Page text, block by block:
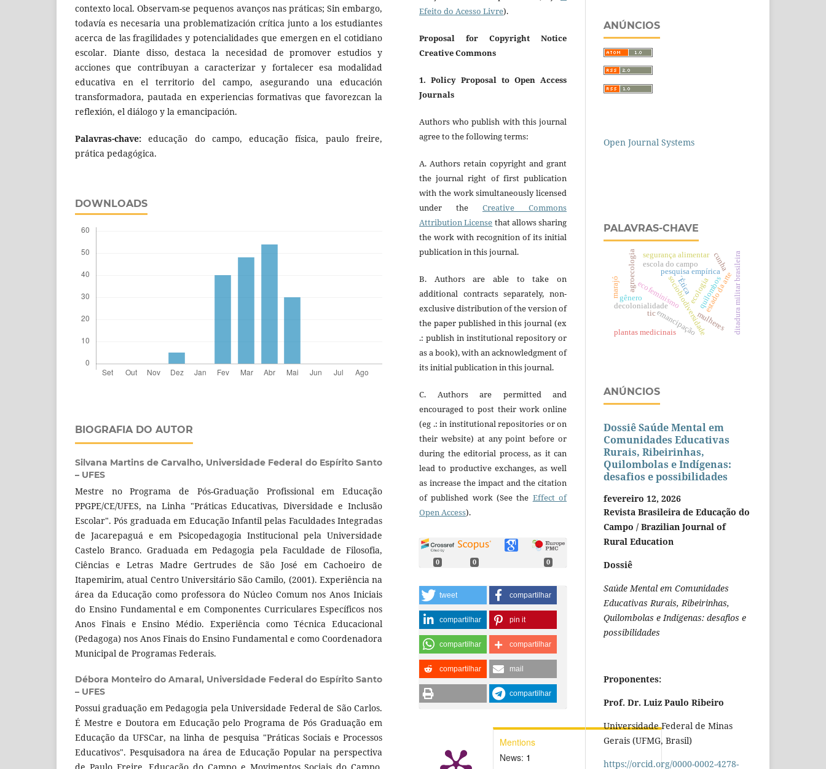
contexto local. Observam-se pequenos avanços nas práticas; Sin embargo,
todavía es necesaria una problematización crítica junto a los estudiantes
acerca de las fragilidades y potencialidades que emergen en el cotidiano
escolar. Diante disso, destaca la necesidad de promover estudios y
acciones que contribuyan a caracterizar y fortalecer esa modalidad
educativa en el territorio del campo, asegurando una educación
transformadora, pautada en experiencias formativas que favorezcan la
reflexión, el diálogo y la emancipación.
Palavras-chave:educação do campo, educação física, paulo freire,
prática pedagógica.
DOWNLOADS
BIOGRAFIA DO AUTOR
Silvana Martins de Carvalho, Universidade Federal do Espírito Santo
– UFES
Mestre no Programa de Pós-Graduação Profissional em Educação
PPGPE/CE/UFES, na Linha "Práticas Educativas, Diversidade e Inclusão
Escolar". Pós graduada em Educação Infantil pelas Faculdades Integradas
de Jacarepaguá e em Psicopedagogia Institucional pela Universidade
Castelo Branco. Graduada em Pedagogia pela Faculdade de Filosofia,
Ciências e Letras Madre Gertrudes de São José em Cachoeiro de
Itapemirim, atual Centro Universitário São Camilo, (2001). Experiência na
área da Educação como professora do Núcleo Comum nos Anos Iniciais
do Ensino Fundamental e em Componentes Curriculares Específicos nos
Anos Finais e Ensino Médio. Experiência como Técnica Educacional
(Pedagoga) nos Anos Finais do Ensino Fundamental e como Coordenadora
Municipal de Programas Federais.
Débora Monteiro do Amaral, Universidade Federal do Espírito Santo
– UFES
Possui graduação em Pedagogia pela Universidade Federal de São Carlos.
É Mestre e Doutora em Educação pelo Programa de Pós Graduação em
Educação da UFSCar, na linha de pesquisa "Práticas Sociais e Processos
Educativos". Pesquisadora na área de Educação Popular na perspectiva
de Paulo Freire, Educação do Campo e Movimentos Sociais do Campo.
Efeito do Acesso Livre).
Proposal for Copyright Notice
Creative Commons
1. Policy Proposal to Open Access
Journals
Authors who publish with this journal
agree to the following terms:
A. Authors retain copyright and grant
the journal right of first publication
with the work simultaneously licensed
under the Creative Commons
Attribution License that allows sharing
the work with recognition of its initial
publication in this journal.
B. Authors are able to take on
additional contracts separately, non-
exclusive distribution of the version of
the paper published in this journal (ex
.: publish in institutional repository or
as a book), with an acknowledgment of
its initial publication in this journal.
C. Authors are permitted and
encouraged to post their work online
(eg .: in institutional repositories or on
their website) at any point before or
during the editorial process, as it can
lead to productive exchanges, as well
as increase the impact and the citation
of published work (See the Effect of
Open Access).
0 0 0
tweet compartilhar
compartilhar pin it
compartilhar compartilhar
compartilhar mail
compartilhar
Mentions
News: 1
ANÚNCIOS
Open Journal Systems
PALAVRAS-CHAVE
decolonialidadesociobiodiversidade
pesquisa empírica
´Éticaecologia
mulheres
estado da arte
ecofeminismo
agroecologia
emancipação
cunha
escola do campo
plantas medicinais
quilombos
gênero ditadura militar brasileira
segurança alimentar
tic
marajó
ANÚNCIOS
Dossiê Saúde Mental em
Comunidades Educativas
Rurais, Ribeirinhas,
Quilombolas e Indígenas:
desafios e possibilidades
fevereiro 12, 2026
Revista Brasileira de Educação do
Campo / Brazilian Journal of
Rural Education
Dossiê
Saúde Mental em Comunidades
Educativas Rurais, Ribeirinhas,
Quilombolas e Indígenas: desafios e
possibilidades
Proponentes:
Prof. Dr. Luiz Paulo Ribeiro
Universidade Federal de Minas
Gerais (UFMG, Brasil)
https://orcid.org/0000-0002-4278-